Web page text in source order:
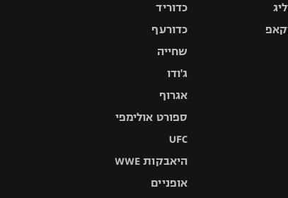
כדוריד
כדורעף
שחייה
ג'ודו
אגרוף
ספורט אולימפי
UFC
היאבקות WWE
אופניים